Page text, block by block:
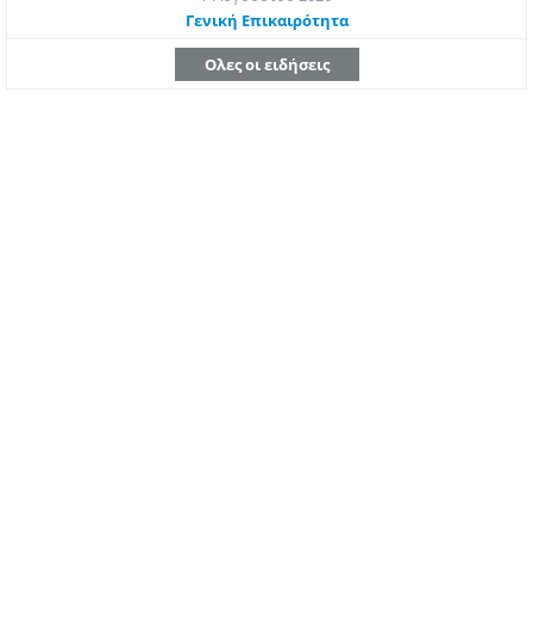
Γενική Επικαιρότητα
Ολες οι ειδήσεις